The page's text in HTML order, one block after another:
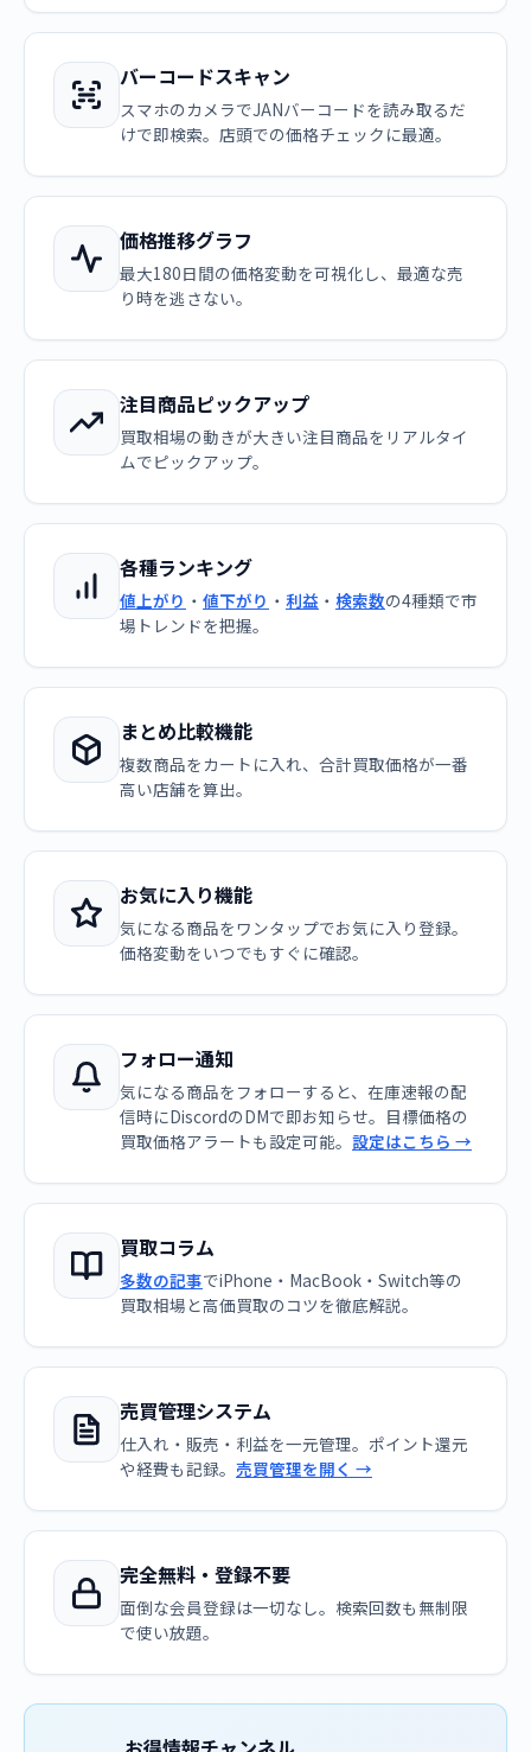
バーコードスキャン
スマホのカメラでJANバーコードを読み取るだ
けで即検索。店頭での価格チェックに最適。
価格推移グラフ
最大180日間の価格変動を可視化し、最適な売
り時を逃さない。
注目商品ピックアップ
買取相場の動きが大きい注目商品をリアルタイ
ムでピックアップ。
各種ランキング
値上がり ・ 値下がり ・ 利益 ・ 検索数の4種類で市
場トレンドを把握。
まとめ比較機能
複数商品をカートに入れ、合計買取価格が一番
高い店舗を算出。
お気に入り機能
気になる商品をワンタップでお気に入り登録。
価格変動をいつでもすぐに確認。
フォロー通知
気になる商品をフォローすると、在庫速報の配
信時にDiscordのDMで即お知らせ。目標価格の
買取価格アラートも設定可能。 設定はこちら →
買取コラム
多数の記事でiPhone・MacBook・Switch等の
買取相場と高価買取のコツを徹底解説。
売買管理システム
仕入れ・販売・利益を一元管理。ポイント還元
や経費も記録。 売買管理を開く →
完全無料・登録不要
面倒な会員登録は一切なし。検索回数も無制限
で使い放題。